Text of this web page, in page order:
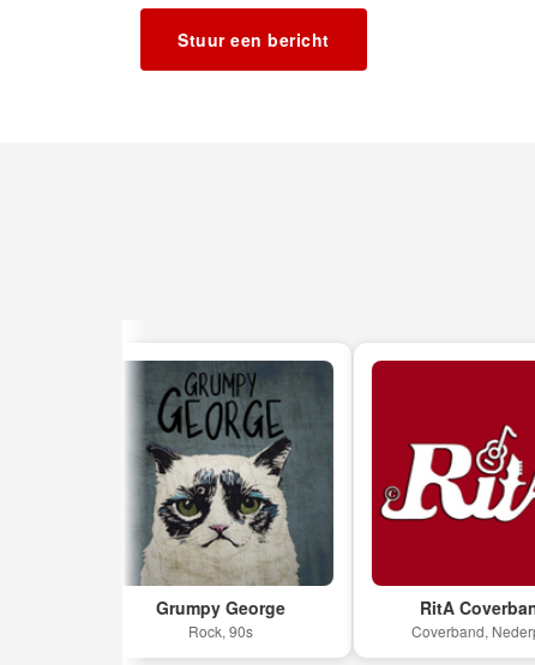
Stuur een bericht
Grumpy George
Rock, 90s
RitA Coverband
Coverband, Nederpop